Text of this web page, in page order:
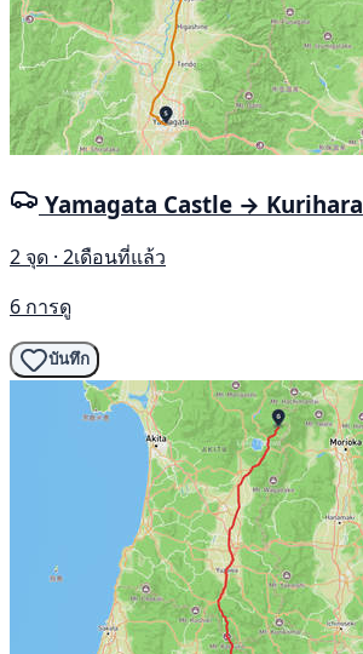
Yamagata Castle → Kurihara
2 จุด · 2เดือนที่แล้ว
6 การดู
บันทึก